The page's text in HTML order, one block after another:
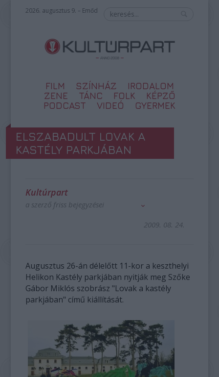
2026. augusztus 9. – Emőd
FILM SZÍNHÁZ
IRODALOM
ZENE
TÁNC FOLK
KÉPZŐ
PODCAST
VIDEÓ GYERMEK
ELSZABADULT LOVAK A
KASTÉLY PARKJÁBAN
Kultúrpart
a szerző friss bejegyzései
2009. 08. 24.
Augusztus 26-án délelőtt 11-kor a keszthelyi
Helikon Kastély parkjában nyitják meg Szőke
Gábor Miklós szobrász "Lovak a kastély
parkjában" című kiállítását.